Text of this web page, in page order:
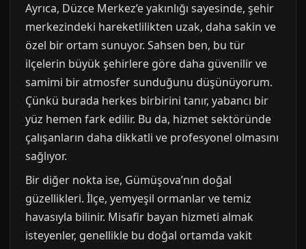
Ayrıca, Düzce Merkez’e yakınlığı sayesinde, şehir
merkezindeki hareketlilikten uzak, daha sakin ve
özel bir ortam sunuyor. Sahsen ben, bu tür
ilçelerin büyük şehirlere göre daha güvenilir ve
samimi bir atmosfer sunduğunu düşünüyorum.
Çünkü burada herkes birbirini tanır, yabancı bir
yüz hemen fark edilir. Bu da, hizmet sektöründe
çalışanların daha dikkatli ve profesyonel olmasını
sağlıyor.
Bir diğer nokta ise, Gümüşova’nın doğal
güzellikleri. İlçe, yemyeşil ormanlar ve temiz
havasıyla bilinir. Misafir bayan hizmeti almak
isteyenler, genellikle bu doğal ortamda vakit